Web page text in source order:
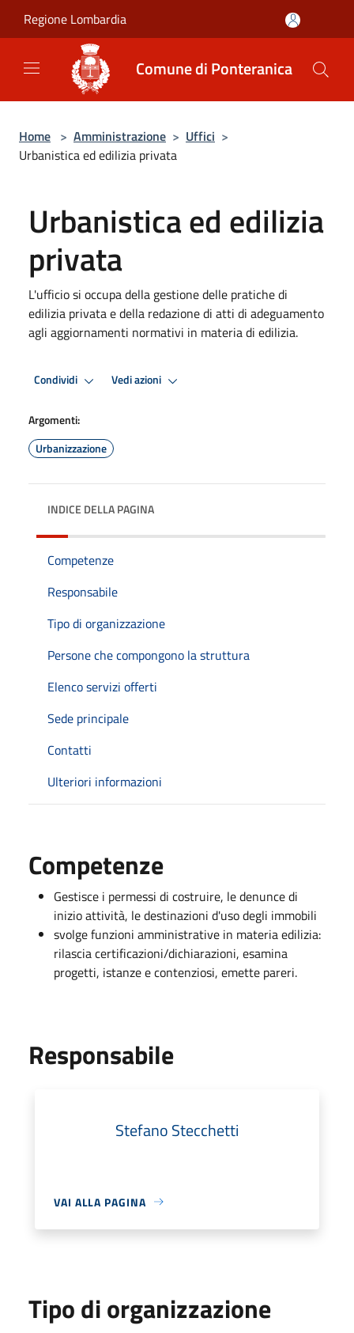
Regione Lombardia
Comune di Ponteranica
Home > Amministrazione > Uffici >
Urbanistica ed edilizia privata
Urbanistica ed edilizia
privata
L'ufficio si occupa della gestione delle pratiche di
edilizia privata e della redazione di atti di adeguamento
agli aggiornamenti normativi in materia di edilizia.
Condividi Vedi azioni
Argomenti:
Urbanizzazione
INDICE DELLA PAGINA
Competenze
Responsabile
Tipo di organizzazione
Persone che compongono la struttura
Elenco servizi offerti
Sede principale
Contatti
Ulteriori informazioni
Competenze
Gestisce i permessi di costruire, le denunce di
inizio attività, le destinazioni d'uso degli immobili
svolge funzioni amministrative in materia edilizia:
rilascia certificazioni/dichiarazioni, esamina
progetti, istanze e contenziosi, emette pareri.
Responsabile
Stefano Stecchetti
VAI ALLA PAGINA
Tipo di organizzazione